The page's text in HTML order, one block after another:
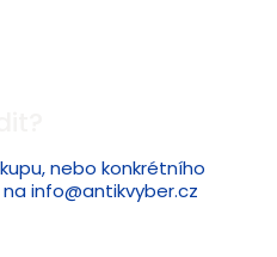
nebo konkrétního
info@antikvyber.cz